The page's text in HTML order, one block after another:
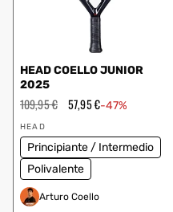
HEAD COELLO JUNIOR
2025
Prezzo
regolare
109,95 € Prezzo
scontato
57,95 €-47%
Fornitore:
HEAD
Principiante / Intermedio
Polivalente
Arturo Coello